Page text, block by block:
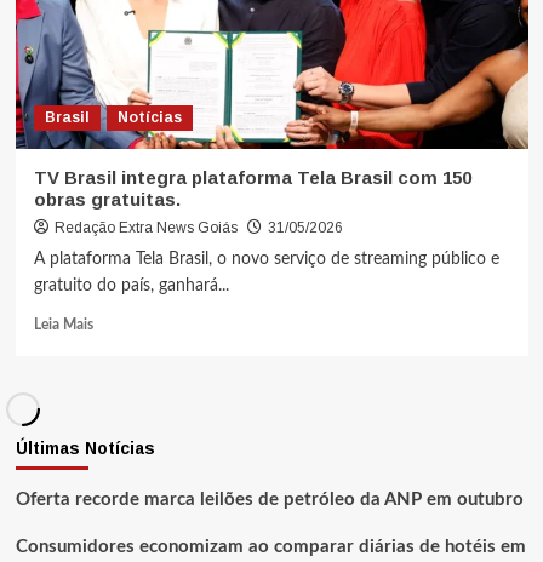
Brasil Notícias
TV Brasil integra plataforma Tela Brasil com 150
obras gratuitas.
Redação Extra News Goiás
31/05/2026
A plataforma Tela Brasil, o novo serviço de streaming público e
gratuito do país, ganhará...
Leia Mais
Últimas Notícias
Oferta recorde marca leilões de petróleo da ANP em outubro
Consumidores economizam ao comparar diárias de hotéis em